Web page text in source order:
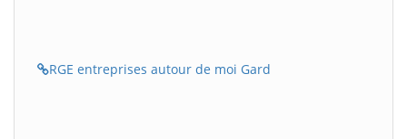
RGE entreprises autour de moi Gard